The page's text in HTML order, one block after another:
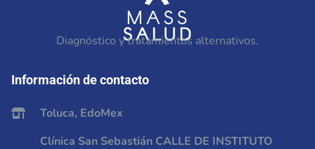
Diagnóstico y tratamientos alternativos.
Información de contacto
Toluca, EdoMex
Clínica San Sebastián CALLE DE INSTITUTO